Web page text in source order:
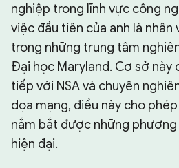
nghiệp trong lĩnh vực công
việc đầu tiên của anh là
trong những trung tâm
Đại học Maryland. Cơ sở này
tiếp với NSA và chuyên
dọa mạng, điều này cho
nắm bắt được những phương
hiện đại.